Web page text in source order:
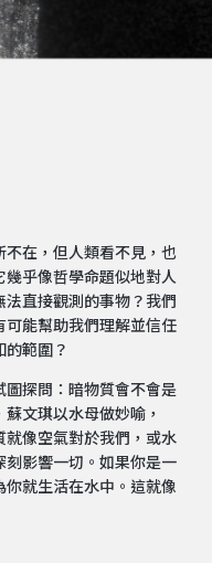
不在，但人類看不見，也
幾乎像哲學命題似地對人
直接觀測的事物？我們
可能幫助我們理解並信任
的範圍？
圖探問：暗物質會不會是
文琪以水母做妙喻，
就像空氣對於我們，或水
刻影響一切。如果你是一
就生活在水中。這就像